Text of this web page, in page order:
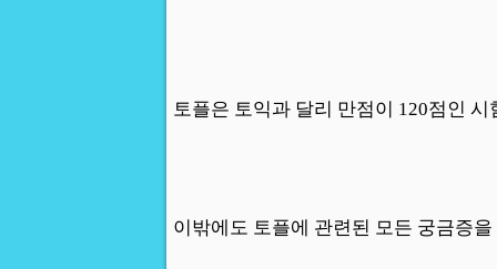
토플은 토익과 달리 만점이 120점인
이밖에도 토플에 관련된 모든 궁금증